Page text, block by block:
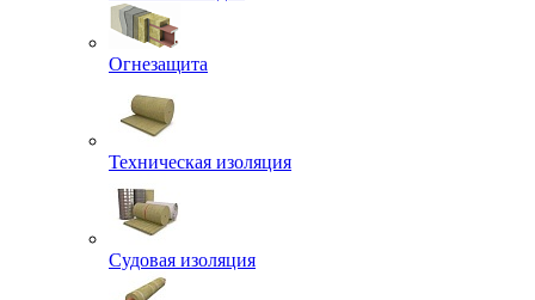
Огнезащита
Техническая изоляция
Судовая изоляция